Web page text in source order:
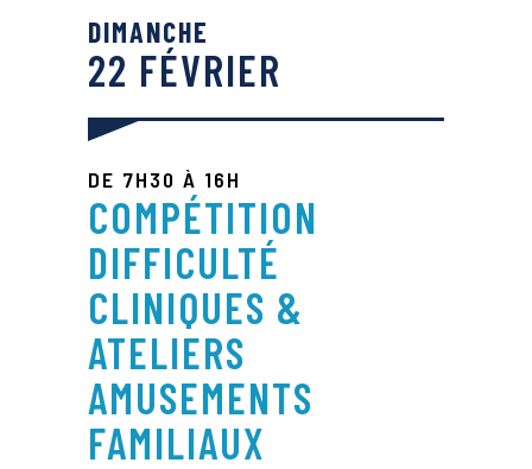
DIMANCHE
22 FÉVRIER
DE 7H30 À 16H
COMPÉTITION
DIFFICULTÉ
CLINIQUES &
ATELIERS
AMUSEMENTS
FAMILIAUX